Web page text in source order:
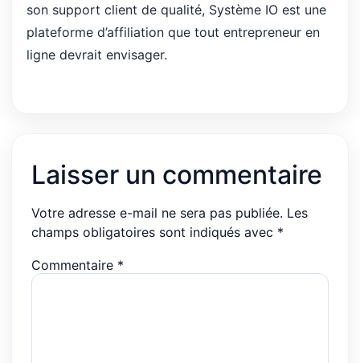
son support client de qualité, Système IO est une
plateforme d’affiliation que tout entrepreneur en
ligne devrait envisager.
Laisser un commentaire
Votre adresse e-mail ne sera pas publiée. Les
champs obligatoires sont indiqués avec *
Commentaire *